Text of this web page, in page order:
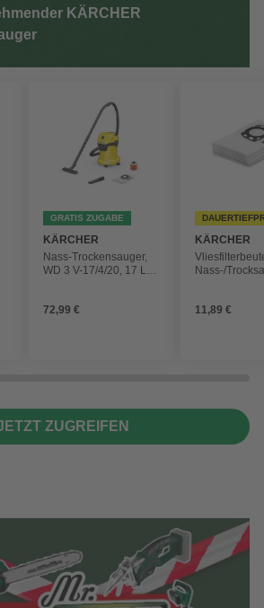
KÄRCHER
GRATIS ZUGABE
KÄRCHER
Nass-Trockensauger,
WD 3 V-17/4/20, 17 L,
72,99 €
KÄRCHER
Nass-/
4 Stück
11,89 €
ZUGREIFEN